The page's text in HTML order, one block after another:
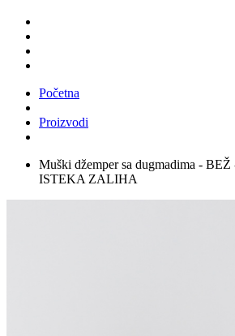
Početna
Proizvodi
Muški džemper sa dugmadima -
ISTEKA ZALIHA